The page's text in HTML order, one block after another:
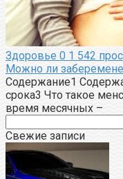
Здоровье 0 1 542
Можно ли
Содержание1
срока3 Что такое
время месячных –
Свежие записи